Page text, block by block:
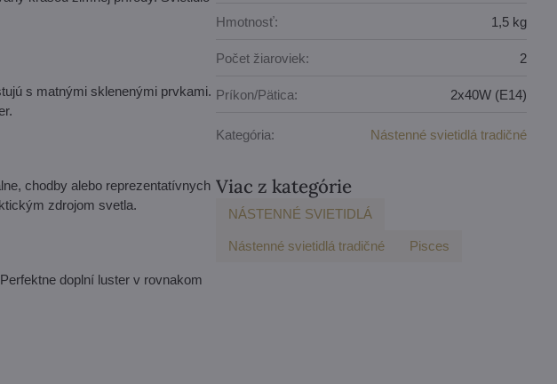
s matnými sklenenými prvkami.
chodby alebo reprezentatívnych
zdrojom svetla.
doplní luster v rovnakom
Hmotnosť: 1,5 kg
Počet žiaroviek: 2
Príkon/Pätica: 2x40W (E14)
Kategória: Nástenné svietidlá tradičné
Viac z kategórie
NÁSTENNÉ SVIETIDLÁ
Nástenné svietidlá tradičné Pisces